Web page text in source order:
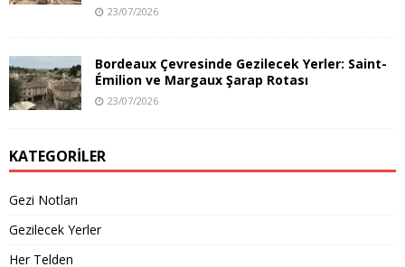
23/07/2026
Bordeaux Çevresinde Gezilecek Yerler: Saint-
Émilion ve Margaux Şarap Rotası
23/07/2026
KATEGORILER
Gezi Notları
Gezilecek Yerler
Her Telden